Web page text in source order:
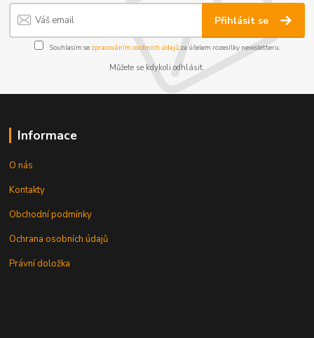
Přihlásit se
Souhlasím se zpracováním osobních údajůza účelem rozesílky newsletteru.
Můžete se kdykoli odhlásit.
Informace
O nás
Kontakty
Obchodní podmínky
Ochrana osobních údajů
Právní doložka